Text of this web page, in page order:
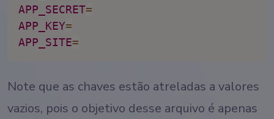
APP_SECRET=
APP_KEY=
APP_SITE=
Note que as chaves estão atreladas a valores
vazios, pois o objetivo desse arquivo é apenas